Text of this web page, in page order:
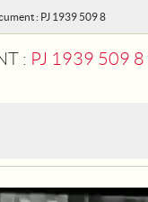
: PJ 1939 509 8
: PJ 1939 509 8